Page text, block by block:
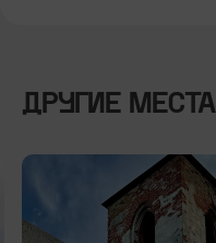
ДРУГИЕ МЕСТА